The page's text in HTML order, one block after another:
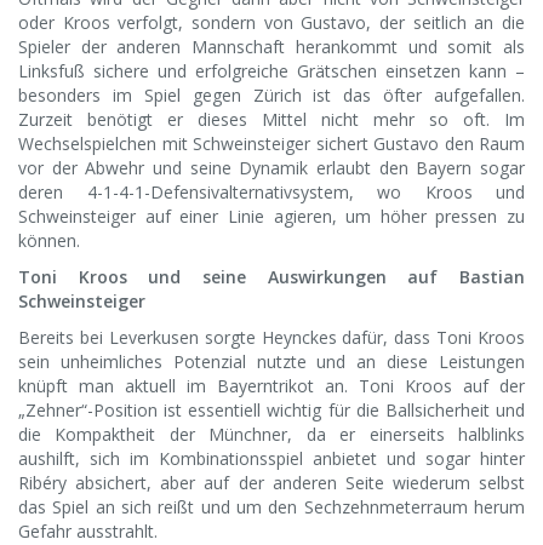
oder Kroos verfolgt, sondern von Gustavo, der seitlich an die
Spieler der anderen Mannschaft herankommt und somit als
Linksfuß sichere und erfolgreiche Grätschen einsetzen kann –
besonders im Spiel gegen Zürich ist das öfter aufgefallen.
Zurzeit benötigt er dieses Mittel nicht mehr so oft. Im
Wechselspielchen mit Schweinsteiger sichert Gustavo den Raum
vor der Abwehr und seine Dynamik erlaubt den Bayern sogar
deren 4-1-4-1-Defensivalternativsystem, wo Kroos und
Schweinsteiger auf einer Linie agieren, um höher pressen zu
können.
Toni Kroos und seine Auswirkungen auf Bastian
Schweinsteiger
Bereits bei Leverkusen sorgte Heynckes dafür, dass Toni Kroos
sein unheimliches Potenzial nutzte und an diese Leistungen
knüpft man aktuell im Bayerntrikot an. Toni Kroos auf der
„Zehner“-Position ist essentiell wichtig für die Ballsicherheit und
die Kompaktheit der Münchner, da er einerseits halblinks
aushilft, sich im Kombinationsspiel anbietet und sogar hinter
Ribéry absichert, aber auf der anderen Seite wiederum selbst
das Spiel an sich reißt und um den Sechzehnmeterraum herum
Gefahr ausstrahlt.